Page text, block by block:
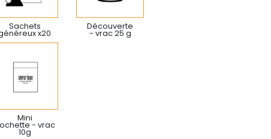
Sachets
x20
Découverte
- vrac 25 g
Mini
- vrac
10g